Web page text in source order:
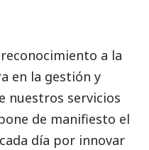
a la
en la gestión y
nuestros servicios
de manifiesto el
día por innovar